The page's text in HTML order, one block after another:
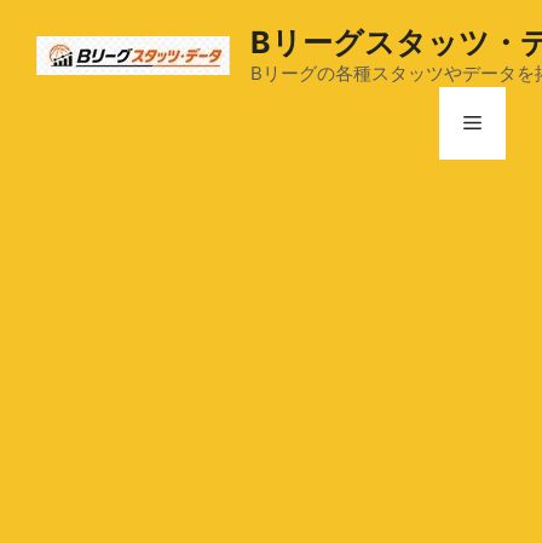
Bリーグスタッツ・
Bリーグの各種スタッツやデータを
メ